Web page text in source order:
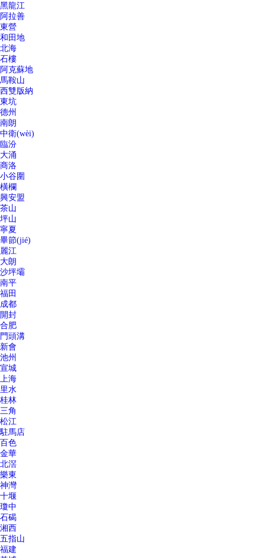
黑龍江
阿拉善
東營
和田地
北海
石樓
阿克蘇地
馬鞍山
西雙版納
東坑
德州
南朗
中衛(wèi)
臨汾
大涌
商洛
小谷圍
橫欄
興安盟
茶山
坪山
寧夏
畢節(jié)
麗江
大朗
沙坪壩
南平
福田
成都
開封
合肥
門頭溝
新會
池州
宣城
上海
里水
桂林
三角
松江
駐馬店
百色
金華
北滘
樂東
神灣
十堰
瓊中
石碣
湘西
五指山
福建